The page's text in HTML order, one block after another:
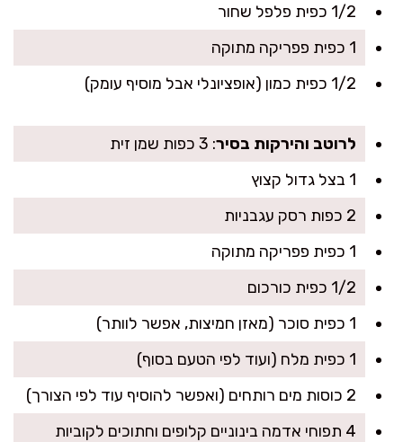
1/2 כפית פלפל שחור
1 כפית פפריקה מתוקה
1/2 כפית כמון (אופציונלי אבל מוסיף עומק)
לרוטב והירקות בסיר: 3 כפות שמן זית
1 בצל גדול קצוץ
2 כפות רסק עגבניות
1 כפית פפריקה מתוקה
1/2 כפית כורכום
1 כפית סוכר (מאזן חמיצות, אפשר לוותר)
1 כפית מלח (ועוד לפי הטעם בסוף)
2 כוסות מים רותחים (ואפשר להוסיף עוד לפי הצורך)
4 תפוחי אדמה בינוניים קלופים וחתוכים לקוביות